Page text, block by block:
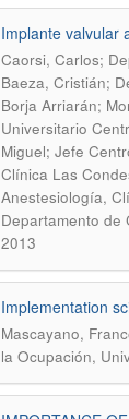
Implante valvular
Caorsi, Carlos;
Baeza, Cristián;
Borja Arriarán;
Universitario
Miguel; Jefe
Clínica Las
Anestesiología,
Departamento de
2013
Implementation
Mascayano,
la Ocupación,